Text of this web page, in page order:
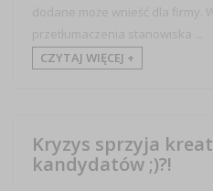
dodane może wnieść dla firmy.
przetłumaczenia stanowiska ...
CZYTAJ WIĘCEJ +
Kryzys sprzyja
kandydatów ;)?!